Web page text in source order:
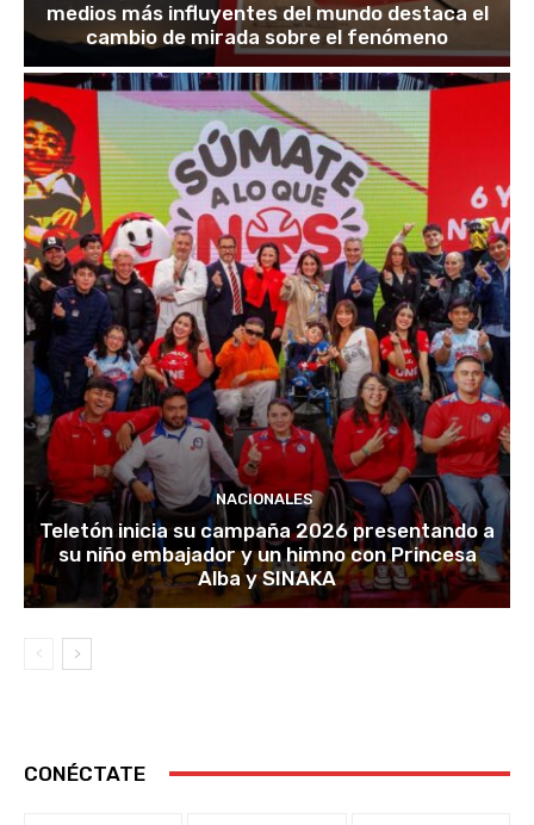
medios más influyentes del mundo destaca el
cambio de mirada sobre el fenómeno
NACIONALES
Teletón inicia su campaña 2026 presentando a
su niño embajador y un himno con Princesa
Alba y SINAKA
CONÉCTATE